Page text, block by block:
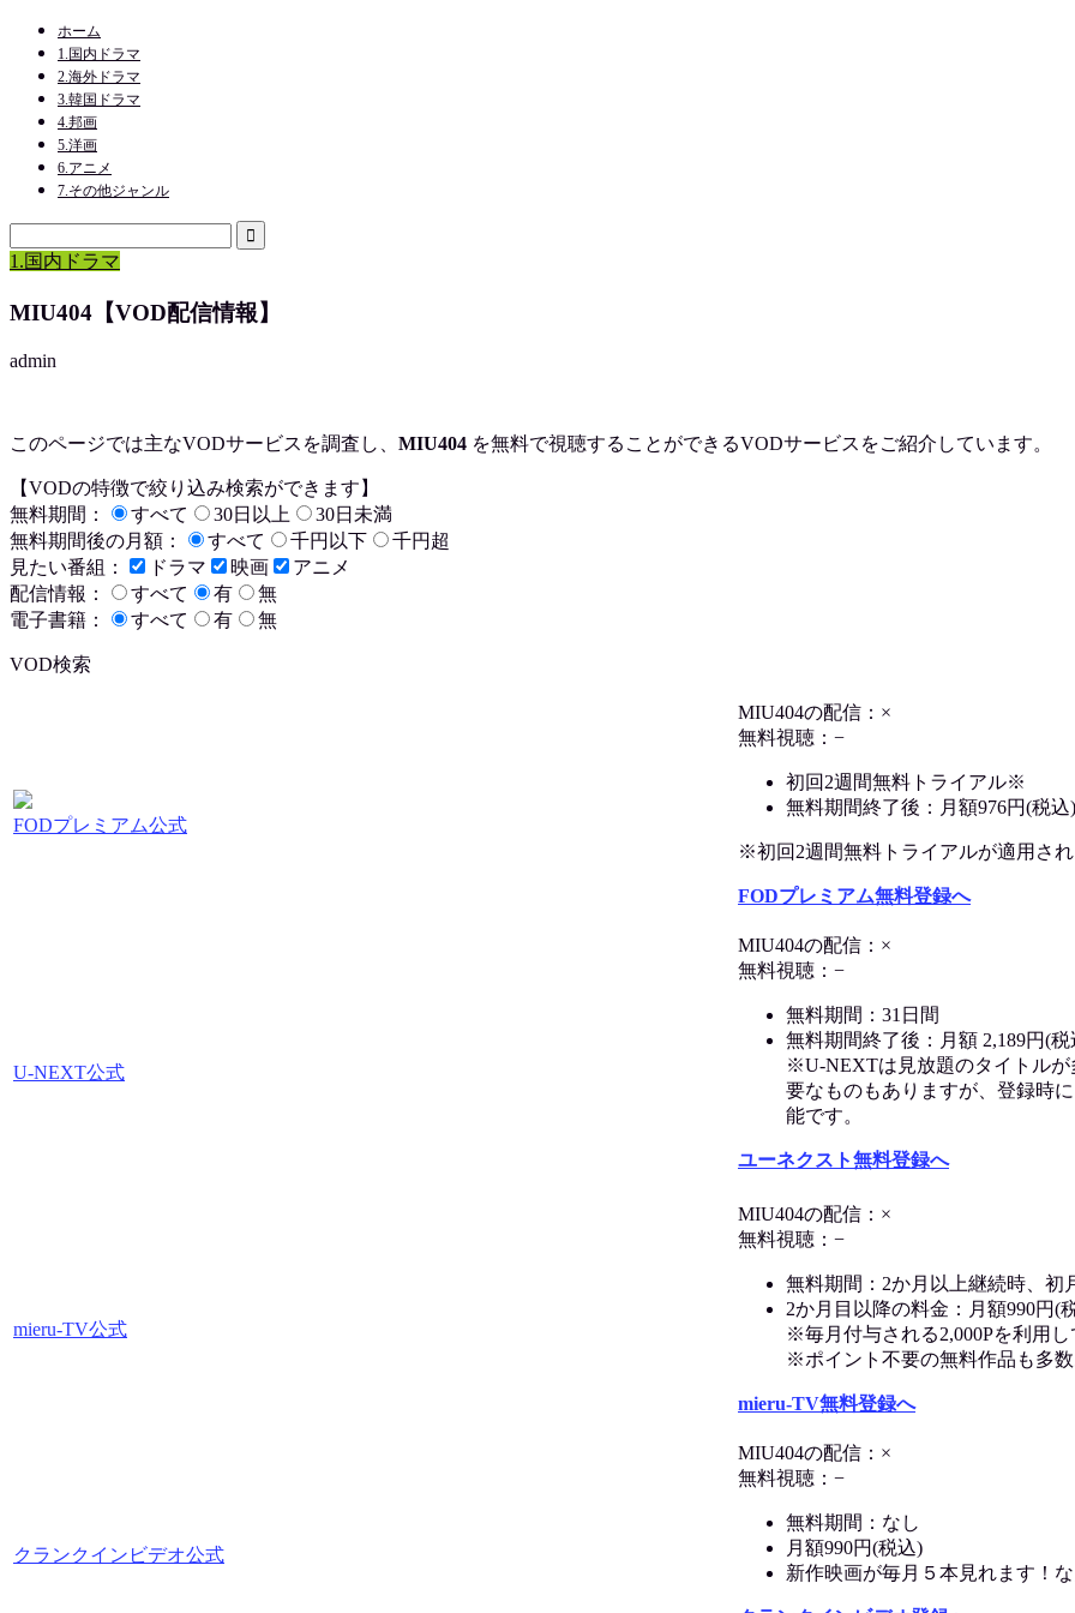
ホーム
1.国内ドラマ
2.海外ドラマ
3.韓国ドラマ
4.邦画
5.洋画
6.アニメ
7.その他ジャンル
1.国内ドラマ
MIU404【VOD配信情報】
admin
このページでは主なVODサービスを調査し、 MIU404 を無料で視聴することができるVODサービスをご紹介しています。
【VODの特徴で絞り込み検索ができます】
無料期間：
すべて 30日以上
30日未満
無料期間後の月額：
すべて 千円以下
千円超
見たい番組：
ドラマ 映画
アニメ
配信情報：
すべて 有
無
電子書籍：
すべて 有 無
VOD検索
FODプレミアム公式
MIU404の配信：×
無料視聴：−
初回2週間無料トライアル※
無料期間終了後：月額976円(税込)
※初回2週間無料トライアルが適用され
FODプレミアム無料登録へ
U-NEXT公式
MIU404の配信：×
無料視聴：−
無料期間：31日間
無料期間終了後：月額 2,189円(税
※U-NEXTは見放題のタイトル
要なものもありますが、登録時
能です。
ユーネクスト無料登録へ
mieru-TV公式
MIU404の配信：×
無料視聴：−
無料期間：2か月以上継続時、初
2か月目以降の料金：月額990円(
※毎月付与される2,000Pを利用
※ポイント不要の無料作品も多
mieru-TV無料登録へ
クランクインビデオ公式
MIU404の配信：×
無料視聴：−
無料期間：なし
月額990円(税込)
新作映画が毎月５本見れます！